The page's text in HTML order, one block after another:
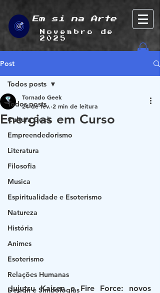
Em si na Arte
Novembro de
2025
Post
Todos posts
Cultura Geek
Empreendedorismo
Literatura
Filosofia
Musica
Espiritualidade e Esoterismo
Natureza
História
Animes
Esoterismo
Relações Humanas
Design e Simbologias
Todos posts
Energias em Curso
Tornado Geek
24 de fev. 2 min de leitura
Jujutsu Kaisen e Fire Force: novos